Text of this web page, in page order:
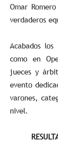
Omar
verdaderos
Acabados
como en
jueces y
evento
varones,
nivel.